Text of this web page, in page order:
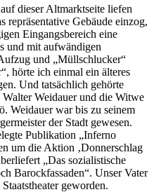
dieser Altmarktseite liefen
repräsentative Gebäude einzog,
Eingangsbereich eine
und mit aufwändigen
und
Müllschlucker
, hörte ich einmal ein älteres
Und tatsächlich gehörte
Weidauer und die Witwe
Weidauer war bis zu seinem
der Stadt gewesen.
Publikation
Inferno
um die Aktion ‚Donnerschlag
Das sozialistische
Barockfassaden . Unser Vater
geworden.